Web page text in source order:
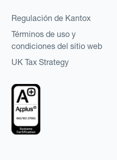
Regulación de Kantox
Términos de uso y
condiciones del sitio web
UK Tax Strategy